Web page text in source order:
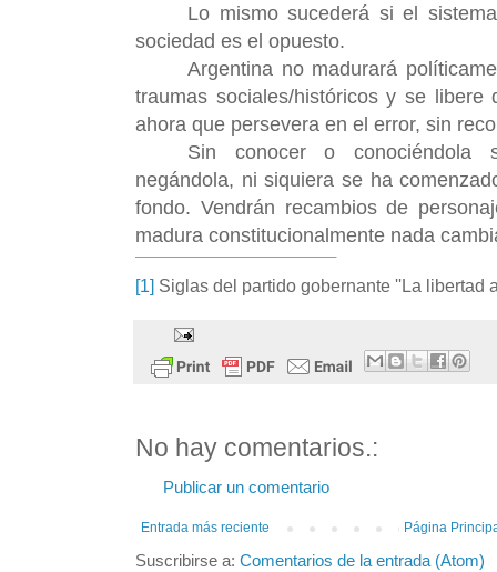
Lo mismo sucederá si el
sociedad es el opuesto.
Argentina no madurará
traumas sociales/históricos y se
ahora que persevera en el error, sin
Sin conocer o
negándola, ni siquiera se ha
fondo. Vendrán recambios de
madura constitucionalmente nada
[1] Siglas del partido gobernante ''La libertad
No hay comentarios.:
Publicar un comentario
Entrada más reciente Página
Suscribirse a: Comentarios de la entrada (Atom)